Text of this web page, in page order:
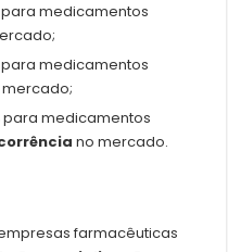
para medicamentos
para medicamentos
para medicamentos
no mercado.
farmacêuticas